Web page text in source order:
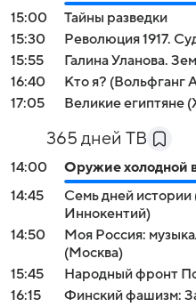
15:00
Тайны разведки
15:30
Революция 1917.
15:55
Галина Уланова.
16:40
Кто я? (Вольфганг
17:05
Великие египтяне
365 дней ТВ
14:00
Оружие холодной
14:45
Семь дней
Иннокентий)
14:50
Моя Россия:
(Москва)
15:45
Народный фронт
16:15
Финский фашизм: